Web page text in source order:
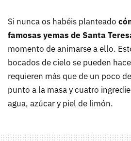
Si nunca os habéis planteado
famosas yemas de Santa
momento de animarse a ello.
bocados de cielo se pueden
requieren más que de un poco
punto a la masa y cuatro
agua, azúcar y piel de limón.